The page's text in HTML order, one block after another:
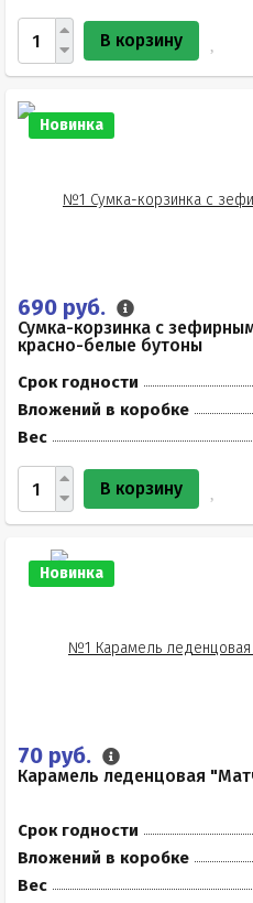
В корзину
Новинка
690 руб.
Сумка-корзинка с
красно-белые бутоны
Срок годности
Вложений в коробке
Вес
В корзину
Новинка
70 руб.
Карамель леденцовая
Срок годности
Вложений в коробке
Вес